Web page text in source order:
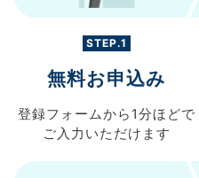
STEP.1
無料お申込み
登録フォームから 1分ほどで
ご入力 いただけます